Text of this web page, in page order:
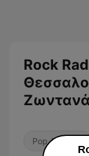
Rock
Ζωντανά
Pop / Top 40